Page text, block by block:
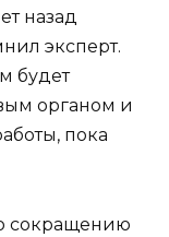
назад
эксперт.
будет
органом и
пока
сокращению